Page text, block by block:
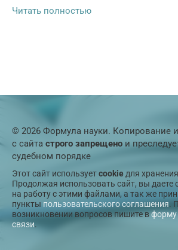
Читать полностью
© 2026 Формула науки. Копирование
с сайта строго запрещено и
судебном порядке
Этот сайт используетcookie для
Продолжая использовать сайт, вы даете
на работу с этими файлами, а так же
пункты пользовательского соглашения.
возникновении вопросов пишите вформу
связи.